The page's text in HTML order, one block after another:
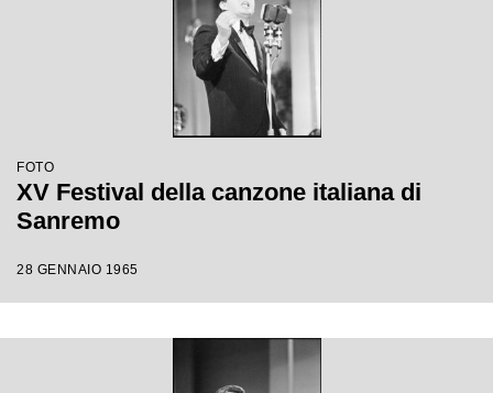
FOTO
XV Festival della canzone italiana di
Sanremo
28 GENNAIO 1965